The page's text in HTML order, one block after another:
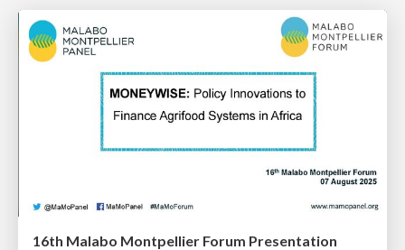
16th Malabo Montpellier Forum Presentation